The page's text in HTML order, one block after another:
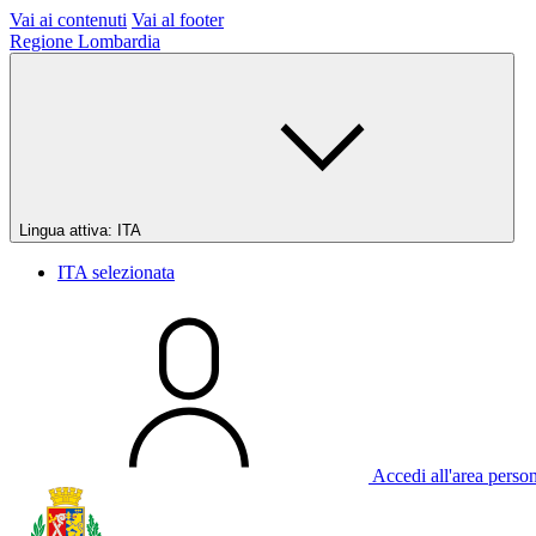
Vai ai contenuti Vai al footer
Regione Lombardia
Lingua attiva: ITA
ITA selezionata
Accedi all'area